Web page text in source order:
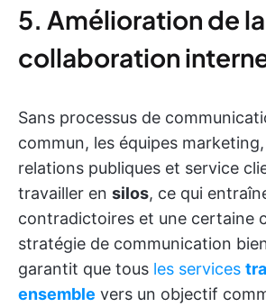
5. Amélioration de la
collaboration
Sans processus de
commun, les équipes
relations publiques et service
travailler en silos, ce qui
contradictoires et une certaine
stratégie de communication
garantit que tous les services
ensemble vers un objectif